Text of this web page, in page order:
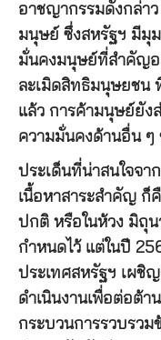
อาชญากรรมดังกล่า
มนุษย์ ซึ่งสหรัฐฯ มีมุ
มั่นคงมนุษย์ที่สำคัญอ
ละเมิดสิทธิมนุษยชน
แล้ว การค้ามนุษย์ยัง
ความมั่นคงด้านอื่น ๆ
ประเด็นที่น่าสนใจจ
เนื้อหาสาระสำคัญ ก็
ปกติ หรือในห้วง มิถุ
กำหนดไว้ แต่ในปี
ประเทศสหรัฐฯ เผชิ
ดำเนินงานเพื่อต่อต้า
กระบวนการรวบรว